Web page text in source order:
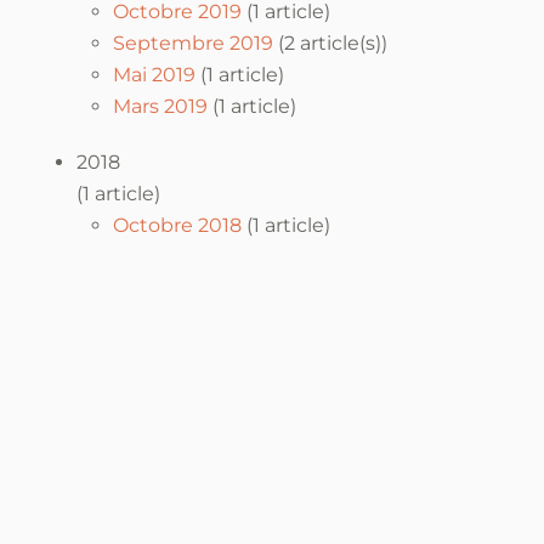
Octobre 2019 (1 article)
Septembre 2019 (2 article(s))
Mai 2019 (1 article)
Mars 2019 (1 article)
2018
(1 article)
Octobre 2018 (1 article)